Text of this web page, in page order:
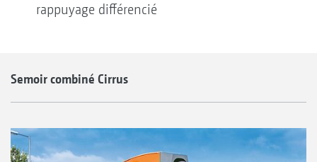
rappuyage différencié
Semoir combiné Cirrus